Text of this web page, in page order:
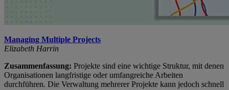
Managing Multiple Projects
Elizabeth Harrin
Zusammenfassung: Projekte sind eine wichtige Struktur, mit denen
Organisationen langfristige oder umfangreiche Arbeiten
durchführen. Die Verwaltung mehrerer Projekte kann jedoch schnell